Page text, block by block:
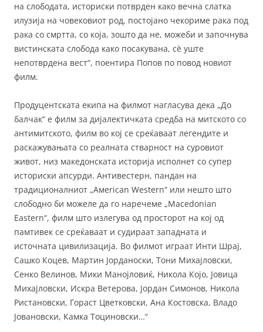
на слободата, историски потврден како вечна слатка
илузија на човековиот род, постојано чекориме рака под
рака со смртта, со која, зошто да не, можеби и започнува
вистинската слобода како посакувана, сè уште
непотврдена вест“, поентира Попов по повод новиот
филм.
Продуцентската екипа на филмот нагласува дека „До
балчак“ е филм за дијалектичката средба на митското со
антимитското, филм во кој се среќаваат легендите и
раскажувањата со реалната стварност на суровиот
живот, низ македонската историја исполнет со супер
историски апсурди. Антивестерн, пандан на
традиционалниот „Амerican Western“ или нешто што
слободно би можеле да го наречеме „Маcedonian
Eastern“, филм што излегува од просторот на кој од
памтивек се среќаваат и судираат западната и
источната цивилизација. Во филмот играат Инти Шрај,
Сашко Коцев, Мартин Јорданоски, Тони Михајловски,
Сенко Велинов, Мики Манојловиќ, Никола Којо, Јовица
Михајловски, Искра Ветерова, Јордан Симонов, Никола
Ристановски, Гораст Цветковски, Ана Костовска, Владо
Јовановски, Камка Тоциновски…“